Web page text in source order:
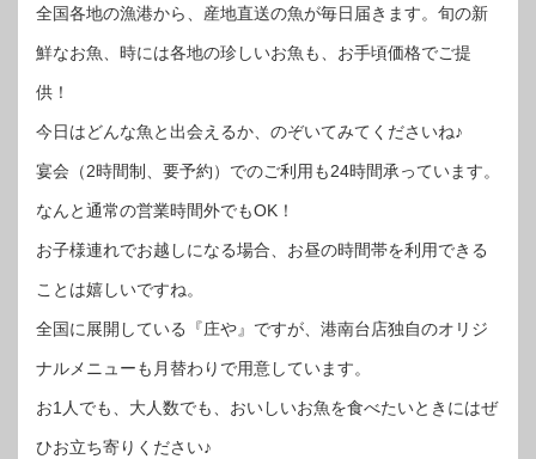
全国各地の漁港から、産地直送の魚が毎日届きます。旬の新
鮮なお魚、時には各地の珍しいお魚も、お手頃価格でご提
供！
今日はどんな魚と出会えるか、のぞいてみてくださいね♪
宴会（2時間制、要予約）でのご利用も24時間承っています。
なんと通常の営業時間外でもOK！
お子様連れでお越しになる場合、お昼の時間帯を利用できる
ことは嬉しいですね。
全国に展開している『庄や』ですが、港南台店独自のオリジ
ナルメニューも月替わりで用意しています。
お1人でも、大人数でも、おいしいお魚を食べたいときにはぜ
ひお立ち寄りください♪